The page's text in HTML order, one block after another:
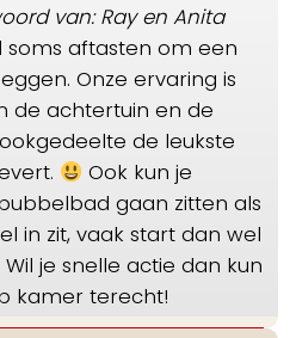
van: Ray en Anita
soms aftasten om een
Onze ervaring is
de achtertuin en de
de leukste
Ook kun je
gaan zitten als
in zit, vaak start dan wel
Wil je snelle actie dan kun
kamer terecht!